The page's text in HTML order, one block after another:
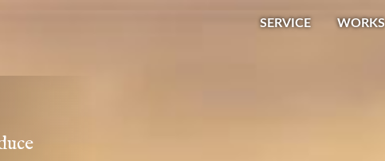
SERVICE WORKS